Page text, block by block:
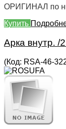
ОРИГИНАЛ по
Купить
Арка внутр. /
(Код: RSA-46-